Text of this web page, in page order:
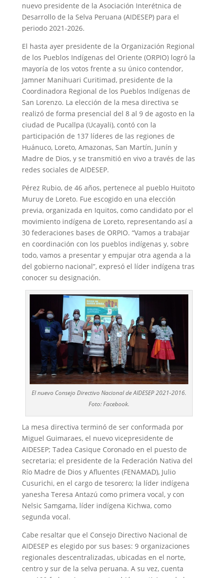
nuevo presidente de la Asociación Interétnica de
Desarrollo de la Selva Peruana (AIDESEP) para el
periodo 2021-2026.
El hasta ayer presidente de la Organización Regional
de los Pueblos Indígenas del Oriente (ORPIO) logró la
mayoría de los votos frente a su único contendor,
Jamner Manihuari Curitimad, presidente de la
Coordinadora Regional de los Pueblos Indígenas de
San Lorenzo. La elección de la mesa directiva se
realizó de forma presencial del 8 al 9 de agosto en la
ciudad de Pucallpa (Ucayali), contó con la
participación de 137 líderes de las regiones de
Huánuco, Loreto, Amazonas, San Martín, Junín y
Madre de Dios, y se transmitió en vivo a través de las
redes sociales de AIDESEP.
Pérez Rubio, de 46 años, pertenece al pueblo Huitoto
Muruy de Loreto. Fue escogido en una elección
previa, organizada en Iquitos, como candidato por el
movimiento indígena de Loreto, representando así a
30 federaciones bases de ORPIO. “Vamos a trabajar
en coordinación con los pueblos indígenas y, sobre
todo, vamos a presentar y empujar otra agenda a la
del gobierno nacional”, expresó el líder indígena tras
conocer su designación.
El nuevo Consejo Directivo Nacional de AIDESEP 2021-2016.
Foto: Facebook.
La mesa directiva terminó de ser conformada por
Miguel Guimaraes, el nuevo vicepresidente de
AIDESEP; Tadea Casique Coronado en el puesto de
secretaria; el presidente de la Federación Nativa del
Río Madre de Dios y Afluentes (FENAMAD), Julio
Cusurichi, en el cargo de tesorero; la líder indígena
yanesha Teresa Antazú como primera vocal, y con
Nelsic Samgama, líder indígena Kichwa, como
segunda vocal.
Cabe resaltar que el Consejo Directivo Nacional de
AIDESEP es elegido por sus bases: 9 organizaciones
regionales descentralizadas, ubicadas en el norte,
centro y sur de la selva peruana. A su vez, cuenta